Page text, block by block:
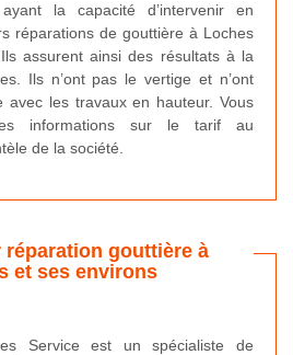
la capacité d’intervenir en
réparations de gouttière à Loches
assurent ainsi des résultats à la
Ils n’ont pas le vertige et n’ont
avec les travaux en hauteur. Vous
informations sur le tarif au
de la société.
réparation gouttière à
et ses environs
Service est un spécialiste de